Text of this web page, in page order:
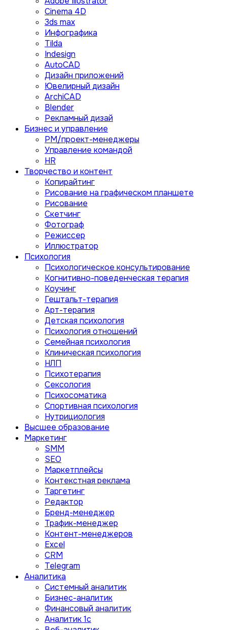
Сinema 4D
3ds max
Инфографика
Tilda
Indesign
AutoCAD
Дизайн приложений
Ювелирный дизайн
ArchiCAD
Blender
Рекламный дизай
Бизнес и управление
PM/проект-менеджеры
Управление командой
HR
Творчество и контент
Копирайтинг
Рисование на графическом планшете
Рисование
Скетчинг
Фотограф
Режиссер
Иллюстратор
Психология
Психологическое консультирование
Когнитивно-поведенческая терапия
Коучинг
Гештальт-терапия
Арт-терапия
Детская психология
Психология отношений
Семейная психология
Клиническая психология
НЛП
Психотерапия
Сексология
Психосоматика
Спортивная психология
Нутрициология
Высшее образование
Маркетинг
SMM
SEO
Маркетплейсы
Контекстная реклама
Таргетинг
Редактор
Бренд-менеджер
Трафик-менеджер
Контент-менеджеров
Excel
CRM
Telegram
Аналитика
Системный аналитик
Бизнес-аналитик
Финансовый аналитик
Aналитик 1с